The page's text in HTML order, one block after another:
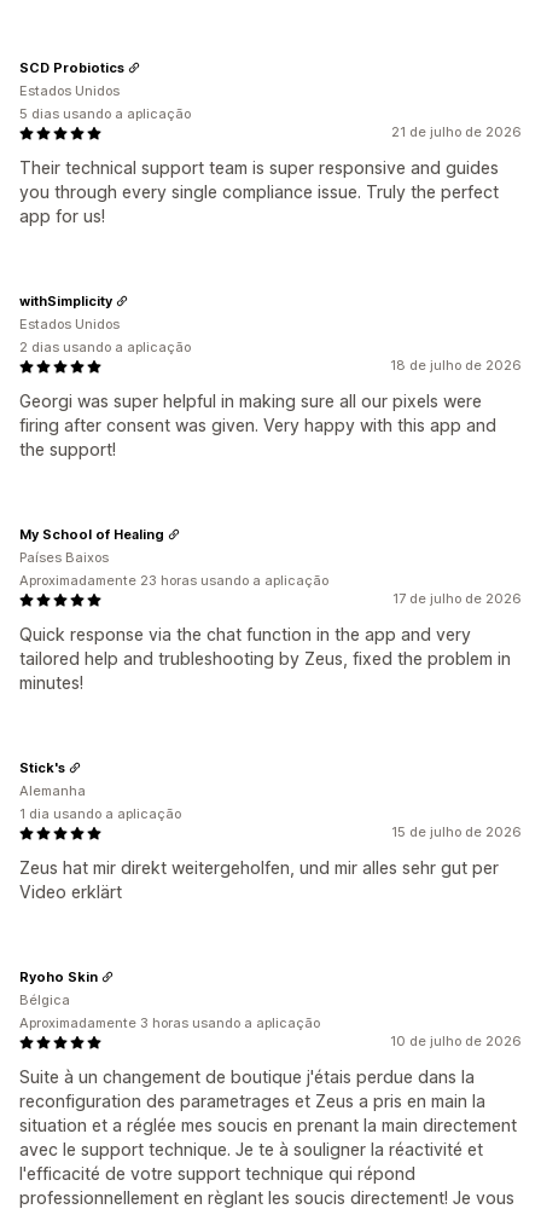
21 de julho de 2026
Their technical support team is super responsive and guides
you through every single compliance issue. Truly the perfect
app for us!
SCD Probiotics
Estados Unidos
5 dias usando a aplicação
18 de julho de 2026
Georgi was super helpful in making sure all our pixels were
firing after consent was given. Very happy with this app and
the support!
withSimplicity
Estados Unidos
2 dias usando a aplicação
17 de julho de 2026
Quick response via the chat function in the app and very
tailored help and trubleshooting by Zeus, fixed the problem in
minutes!
My School of Healing
Países Baixos
Aproximadamente 23 horas usando a aplicação
15 de julho de 2026
Zeus hat mir direkt weitergeholfen, und mir alles sehr gut per
Video erklärt
Stick's
Alemanha
1 dia usando a aplicação
10 de julho de 2026
Suite à un changement de boutique j'étais perdue dans la
reconfiguration des parametrages et Zeus a pris en main la
situation et a réglée mes soucis en prenant la main directement
avec le support technique. Je te à souligner la réactivité et
l'efficacité de votre support technique qui répond
professionnellement en règlant les soucis directement! Je vous
Ryoho Skin
Bélgica
Aproximadamente 3 horas usando a aplicação